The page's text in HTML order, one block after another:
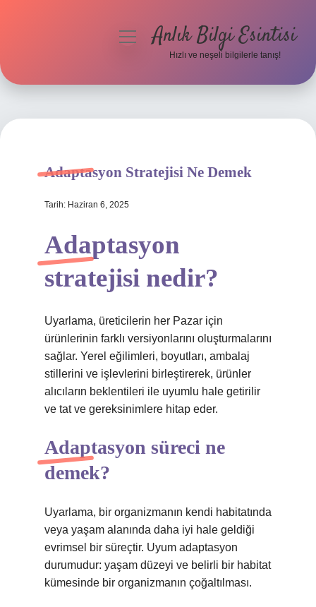
Hakkımızda
menüyüAnlık Bilgi Esintisi
Hızlı ve neşeli bilgilerle tanış!
Adaptasyon Stratejisi Ne Demek
Tarih: Haziran 6, 2025
Adaptasyon
stratejisi nedir?
Uyarlama, üreticilerin her Pazar için
ürünlerinin farklı versiyonlarını oluşturmalarını
sağlar. Yerel eğilimleri, boyutları, ambalaj
stillerini ve işlevlerini birleştirerek, ürünler
alıcıların beklentileri ile uyumlu hale getirilir
ve tat ve gereksinimlere hitap eder.
Adaptasyon süreci ne
demek?
Uyarlama, bir organizmanın kendi habitatında
veya yaşam alanında daha iyi hale geldiği
evrimsel bir süreçtir. Uyum adaptasyon
durumudur: yaşam düzeyi ve belirli bir habitat
kümesinde bir organizmanın çoğaltılması.